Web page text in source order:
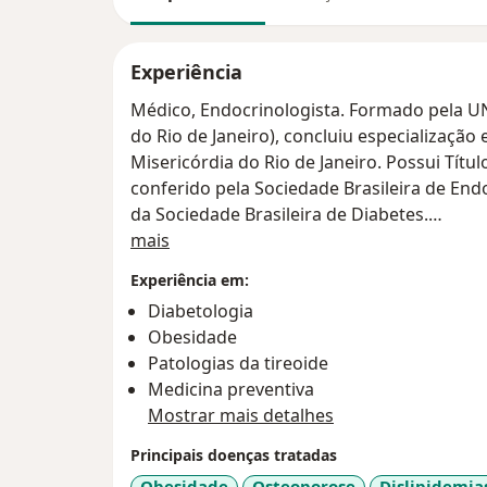
Experiência
Médico, Endocrinologista. Formado pela
do Rio de Janeiro), concluiu
Misericórdia do Rio de Janeiro. Possui
conferido pela Sociedade Brasileira de
da Sociedade Brasileira de Diabetes.
Em sua trajetória, foi membro do Staff da
Lourenço Jorge, professor de Clínica
realiza atendimentos em consultório
Ao exercer a Endocrinologia, é
com a saúde integral, acrescentando uma
patologias endócrinas. Tem especial
portadores de diabetes, propondo sempre
melhora da qualidade de vida de seus
mais
Experiência em:
Diabetologia
Obesidade
Patologias da tireoide
Medicina preventiva
Mostrar mais detalhes
Principais doenças tratadas